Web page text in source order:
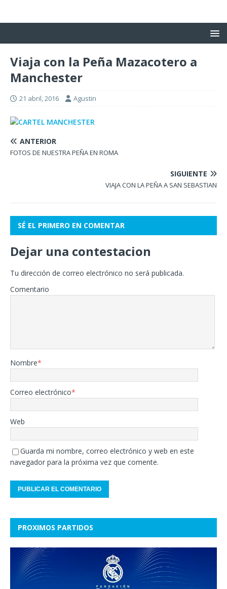
Viaja con la Peña Mazacotero a
Manchester
21 abril, 2016 Agustin
ANTERIOR
FOTOS DE NUESTRA PEÑA EN ROMA
SIGUIENTE
VIAJA CON LA PEÑA A SAN SEBASTIAN
SÉ EL PRIMERO EN COMENTAR
Dejar una contestacion
Tu dirección de correo electrónico no será publicada.
Comentario
Nombre*
Correo electrónico*
Web
Guarda mi nombre, correo electrónico y web en este
navegador para la próxima vez que comente.
PROXIMOS PARTIDOS